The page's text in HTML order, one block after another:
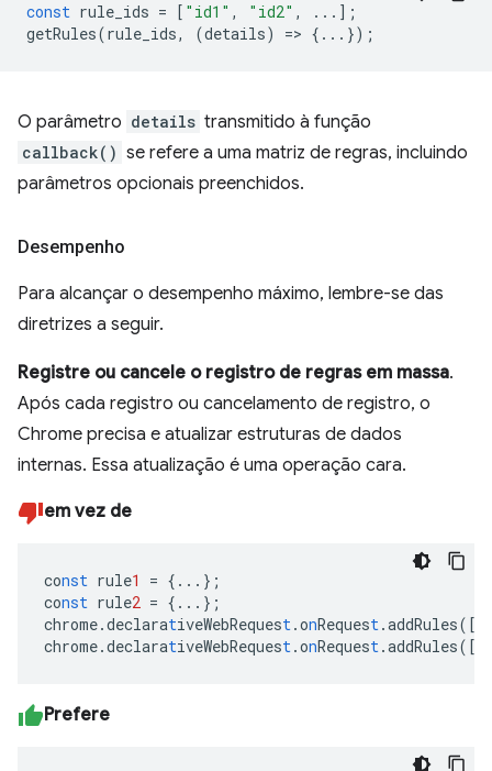
const rule_ids = [ "id1" , "id2" ,
...];
getRules(rule_ids, (details) => {...});
O parâmetro details transmitido à função
callback() se refere a uma matriz de regras, incluindo
parâmetros opcionais preenchidos.
Desempenho
Para alcançar o desempenho máximo, lembre-se das
diretrizes a seguir.
Registre ou cancele o registro de regras em massa.
Após cada registro ou cancelamento de registro, o
Chrome precisa e atualizar estruturas de dados
internas. Essa atualização é uma operação cara.
em vez de
const rule1 = { ... } ;
const rule2 = { ... } ;
chrome.declarativeWebRequest.onRequest.addRules( [
chrome.declarativeWebRequest.onRequest.addRules( [
Prefere